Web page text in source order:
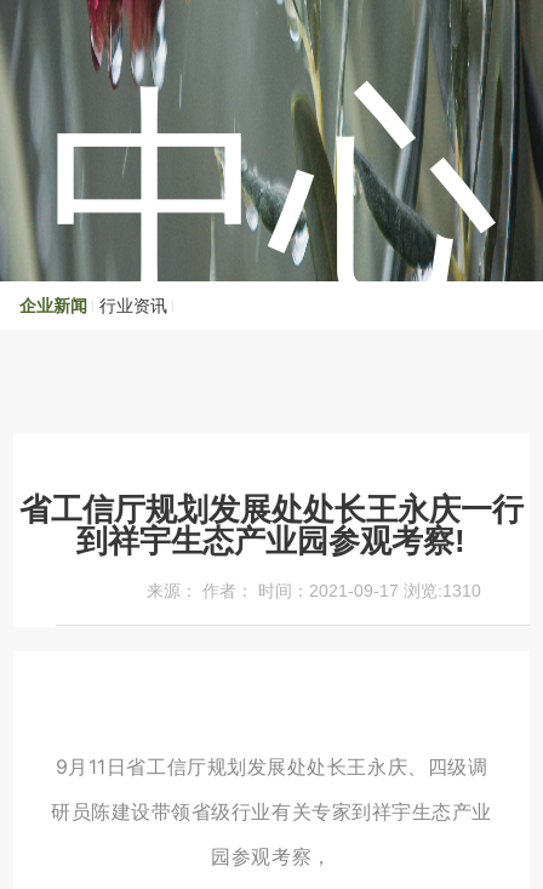
中心
企业新闻 行业资讯
省工信厅规划发展处处长王永庆一行
到祥宇生态产业园参观考察!
来源： 作者： 时间：2021-09-17 浏览:1310
9月11日省工信厅规划发展处处长王永庆、 四级调
研员陈建设带领省级行业有关专家到祥宇生态产业
园参观考察，